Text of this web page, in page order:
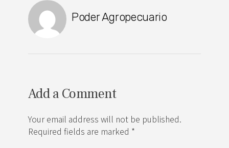
Poder Agropecuario
Add a Comment
Your email address will not be published.
Required fields are marked *